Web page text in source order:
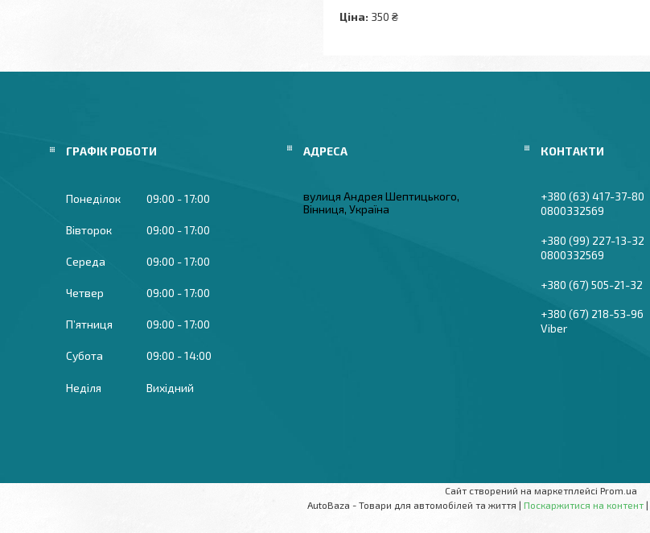
Ціна: 350 ₴
ГРАФІК РОБОТИ
Понеділок 09:00 17:00
Вівторок 09:00 17:00
Середа 09:00 17:00
Четвер 09:00 17:00
Пʼятниця 09:00 17:00
Субота 09:00 14:00
Неділя Вихідний
вулиця Андрея Шептицького,
Вінниця, Україна
+380 (63) 417-37-80
0800332569
+380 (99) 227-13-32
0800332569
+380 (67) 505-21-32
+380 (67) 218-53-96
Viber
Сайт створений на маркетплейсі Prom.ua
AutoBaza - Товари для автомобілей та життя | Поскаржитися на контент |